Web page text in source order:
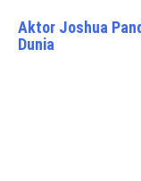
Aktor Joshua
Dunia